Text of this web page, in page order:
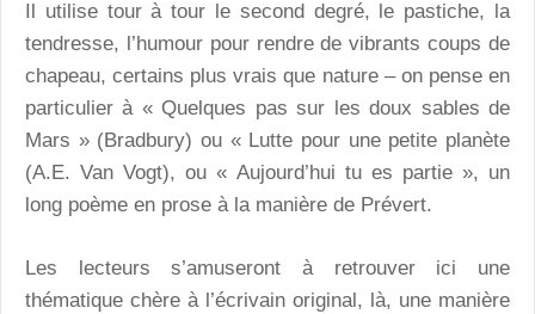
Il utilise tour à tour le second degré, le pastiche, la
tendresse, l’humour pour rendre de vibrants coups de
chapeau, certains plus vrais que nature – on pense en
particulier à « Quelques pas sur les doux sables de
Mars » (Bradbury) ou « Lutte pour une petite planète
(A.E. Van Vogt), ou « Aujourd’hui tu es partie », un
long poème en prose à la manière de Prévert.
Les lecteurs s’amuseront à retrouver ici une
thématique chère à l’écrivain original, là, une manière